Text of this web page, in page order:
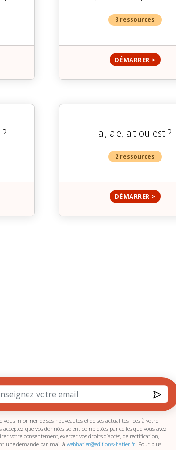
3 ressources
DÉMARRER >
ai, aie, ait ou est ?
2 ressources
DÉMARRER >
informer de ses nouveautés et de ses actualités liées à votre
que vos données soient complétées par celles que vous avez
votre consentement, exercer vos droits d’accès, de rectification,
une demande par mail à webhatier@editions-hatier.fr. Pour plus